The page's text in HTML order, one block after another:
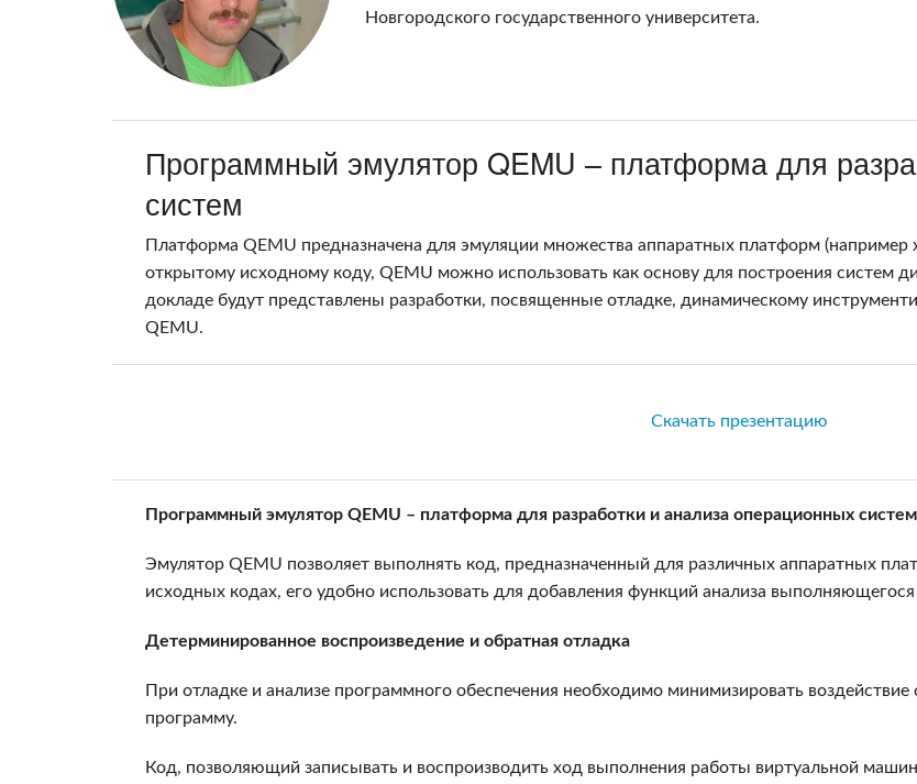
Новгородского государственного университета.
Программный эмулятор QEMU – платформа для
систем
Платформа QEMU предназначена для эмуляции множества аппаратных платформ (например
открытому исходному коду, QEMU можно использовать как основу для построения систем
докладе будут представлены разработки, посвященные отладке, динамическому
QEMU.
Скачать презентацию
Программный эмулятор QEMU – платформа для разработки и анализа операционных систем
Эмулятор QEMU позволяет выполнять код, предназначенный для различных аппаратных
исходных кодах, его удобно использовать для добавления функций анализа выполняющегося
Детерминированное воспроизведение и обратная отладка
При отладке и анализе программного обеспечения необходимо минимизировать воздействие
программу.
Код, позволяющий записывать и воспроизводить ход выполнения работы виртуальной